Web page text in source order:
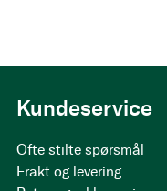
Kundeservice
Ofte stilte spørsmål
Frakt og levering